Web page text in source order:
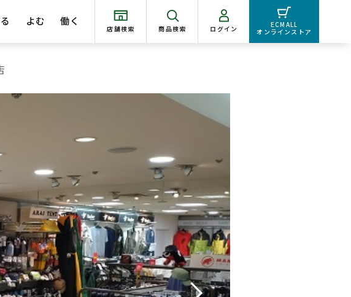
よむ 働く
店舗検索 商品検索 ログイン
ECMALL
オンラインストア